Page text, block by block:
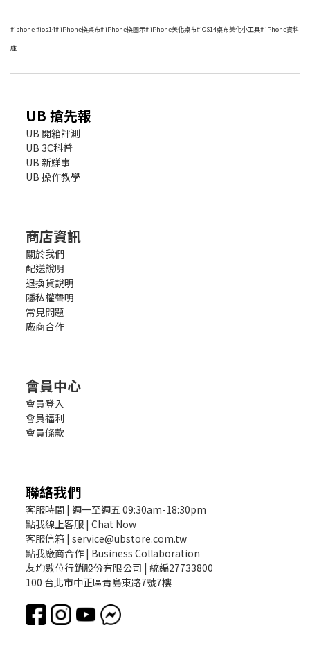
#iphone #ios14# iPhone換桌布# iPhone換圖示# iPhone美化桌布#iOS14桌布美化小工具# iPhone資料
庫
UB 搶先報
UB 開箱評測
UB 3C科普
UB 新鮮事
UB 操作教學
商店資訊
關於我們
配送說明
退換貨說明
隱私權聲明
常見問題
廠商合作
會員中心
會員登入
會員福利
會員條款
聯絡我們
客服時間 | 週一至週五 09:30am-18:30pm
點我線上客服 | Chat Now
客服信箱 | service@ubstore.com.tw
點我廠商合作 | Business Collaboration
友均數位行銷股份有限公司 | 統編27733800
100 台北市中正區青島東路7號7樓